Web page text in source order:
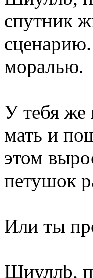
спутник
моралью.
У тебя же
мать и
этом
петушок
Или ты
Шиуллb,